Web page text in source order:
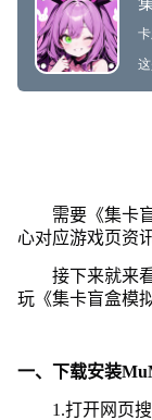
需要《集卡
心对应游戏页资
接下来就来
玩《集卡盲盒模
一、下载安装
1.打开网页